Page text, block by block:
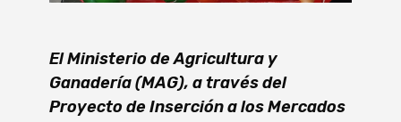
El Ministerio de Agricultura y
Ganadería (MAG), a través del
Proyecto de Inserción a los Mercados